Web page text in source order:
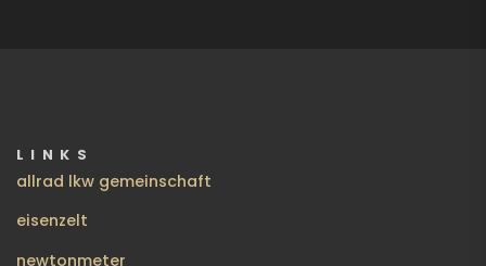
LINKS
allrad lkw gemeinschaft
eisenzelt
newtonmeter